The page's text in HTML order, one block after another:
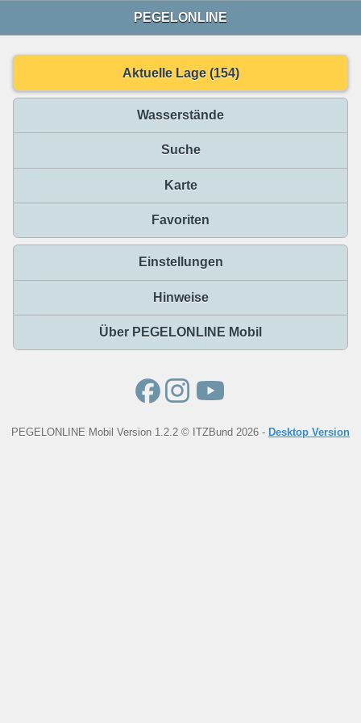
PEGELONLINE
Aktuelle Lage (154)
Wasserstände
Suche
Karte
Favoriten
Einstellungen
Hinweise
Über PEGELONLINE Mobil
PEGELONLINE Mobil Version 1.2.2 © ITZBund 2026 - Desktop Version